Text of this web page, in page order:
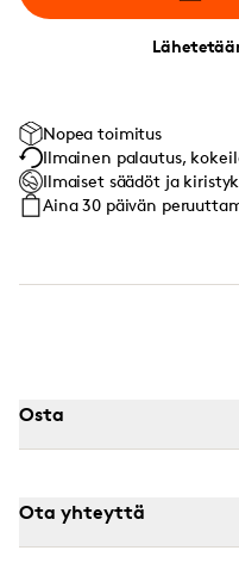
Nopea toimitus
Ilmainen palautus,
Ilmaiset säädöt ja
Aina 30 päivän
Osta
Ota yhteyttä